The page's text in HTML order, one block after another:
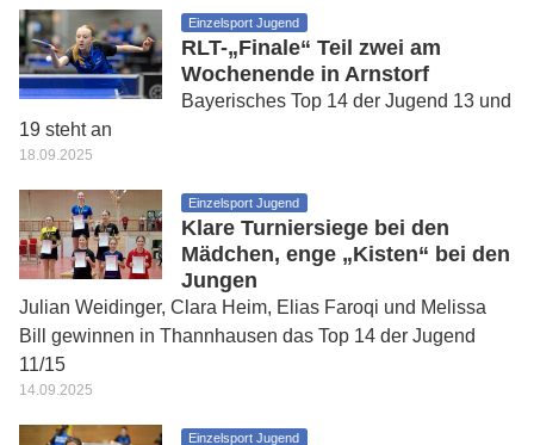
Einzelsport Jugend
RLT-„Finale“ Teil zwei am
Wochenende in Arnstorf
Bayerisches Top 14 der Jugend 13 und
19 steht an
18.09.2025
Einzelsport Jugend
Klare Turniersiege bei den
Mädchen, enge „Kisten“ bei den
Jungen
Julian Weidinger, Clara Heim, Elias Faroqi und Melissa
Bill gewinnen in Thannhausen das Top 14 der Jugend
11/15
14.09.2025
Einzelsport Jugend